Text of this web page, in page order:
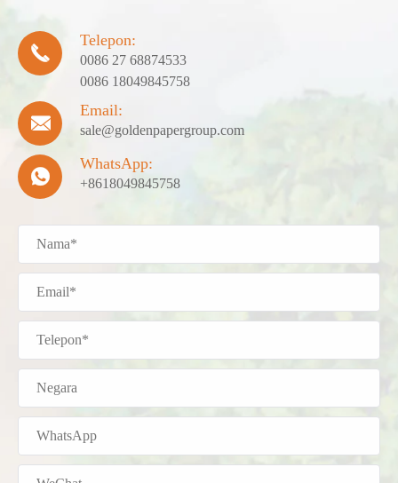

Telepon:
0086 27 68874533
0086 18049845758

Email:
sale@goldenpapergroup.com

WhatsApp:
+8618049845758